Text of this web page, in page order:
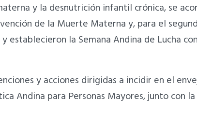
y la desnutrición infantil crónica, se
de la Muerte Materna y, para el
establecieron la Semana Andina de Lucha
y acciones dirigidas a incidir en el
Andina para Personas Mayores, junto con